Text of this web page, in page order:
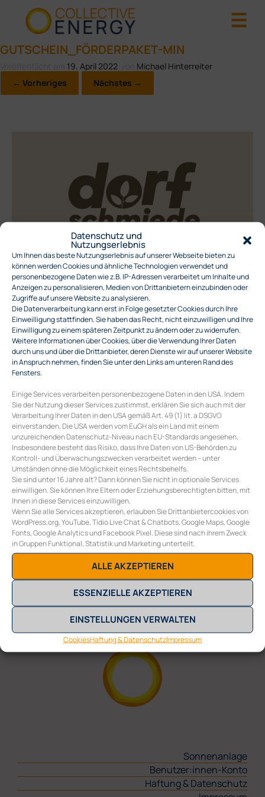
Datenschutz und
Nutzungserlebnis
Um Ihnen das beste Nutzungserlebnis auf unserer Webseite bieten zu
können werden Cookies und ähnliche Technologien verwendet und
personenbezogene Daten wie z.B. IP-Adressen verarbeitet um Inhalte und
Anzeigen zu personalisieren, Medien von Drittanbietern einzubinden oder
Zugriffe auf unsere Website zu analysieren.
Die Datenverarbeitung kann erst in Folge gesetzter Cookies durch Ihre
Einweilligung stattfinden. Sie haben das Recht, nicht einzuwilligen und Ihre
Einwilligung zu einem späteren Zeitpunkt zu ändern oder zu widerrufen.
Weitere Informationen über Cookies, über die Verwendung Ihrer Daten
durch uns und über die Drittanbieter, deren Dienste wir auf unserer Website
in Anspruch nehmen, finden Sie unter den Links am unteren Rand des
Fensters.
Einige Services verarbeiten personenbezogene Daten in den USA. Indem
Sie der Nutzung dieser Services zustimmst, erklären Sie sich auch mit der
Verarbeitung Ihrer Daten in den USA gemäß Art. 49 (1) lit. a DSGVO
einverstanden. Die USA werden vom EuGH als ein Land mit einem
unzureichenden Datenschutz-Niveau nach EU-Standards angesehen.
Insbesondere besteht das Risiko, dass Ihre Daten von US-Behörden zu
Kontroll- und Überwachungszwecken verarbeitet werden – unter
Umständen ohne die Möglichkeit eines Rechtsbehelfs.
Sie sind unter 16 Jahre alt? Dann können Sie nicht in optionale Services
einwilligen. Sie können Ihre Eltern oder Erziehungsberechtigten bitten, mit
Ihnen in diese Services einzuwilligen.
Wenn Sie alle Services akzeptieren, erlauben Sie Drittanbietercookies von
WordPress.org, YouTube, Tidio Live Chat & Chatbots, Google Maps, Google
Fonts, Google Analytics und Facebook Pixel. Diese sind nach ihrem Zweck
in Gruppen Funktional, Statistik und Marketing unterteilt.
ALLE AKZEPTIEREN
ESSENZIELLE AKZEPTIEREN
EINSTELLUNGEN VERWALTEN
CookiesHaftung & DatenschutzImpressum
GUTSCHEIN_FÖRDERPAKET-MIN
19. April 2022
Michael Hinterreiter
← Vorheriges
Nächstes →
COLLECTIVE ENERGY GMBH
A-1070 Wien
Eoffice@collective-energy.at
+43 (0) 1 311 28 01
Sonnenanlage
Benutzer:innen-Konto
Haftung & Datenschutz